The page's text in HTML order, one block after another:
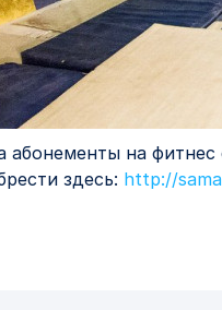
на фитнес
здесь: http://